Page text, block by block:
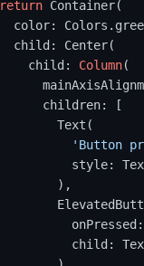
return Container(
        child:
Column(
'Button
child: